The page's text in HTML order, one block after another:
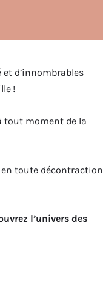
d’innombrables
!
tout moment de la
toute décontraction
l’univers des